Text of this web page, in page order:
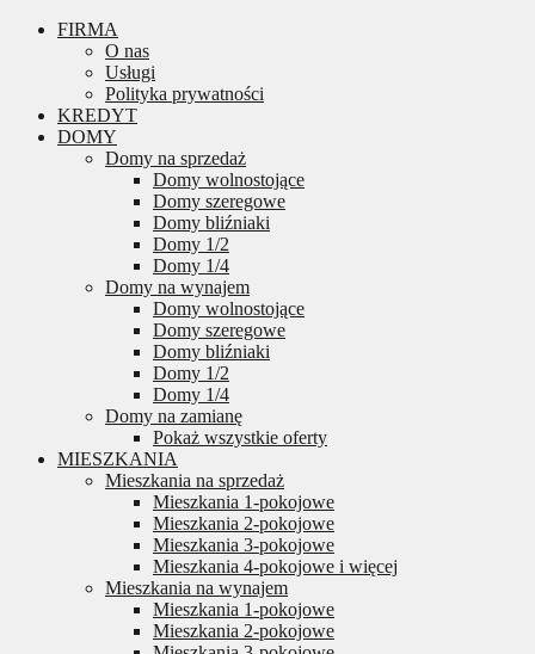
FIRMA
O nas
Usługi
Polityka prywatności
KREDYT
DOMY
Domy na sprzedaż
Domy wolnostojące
Domy szeregowe
Domy bliźniaki
Domy 1/2
Domy 1/4
Domy na wynajem
Domy wolnostojące
Domy szeregowe
Domy bliźniaki
Domy 1/2
Domy 1/4
Domy na zamianę
Pokaż wszystkie oferty
MIESZKANIA
Mieszkania na sprzedaż
Mieszkania 1-pokojowe
Mieszkania 2-pokojowe
Mieszkania 3-pokojowe
Mieszkania 4-pokojowe i więcej
Mieszkania na wynajem
Mieszkania 1-pokojowe
Mieszkania 2-pokojowe